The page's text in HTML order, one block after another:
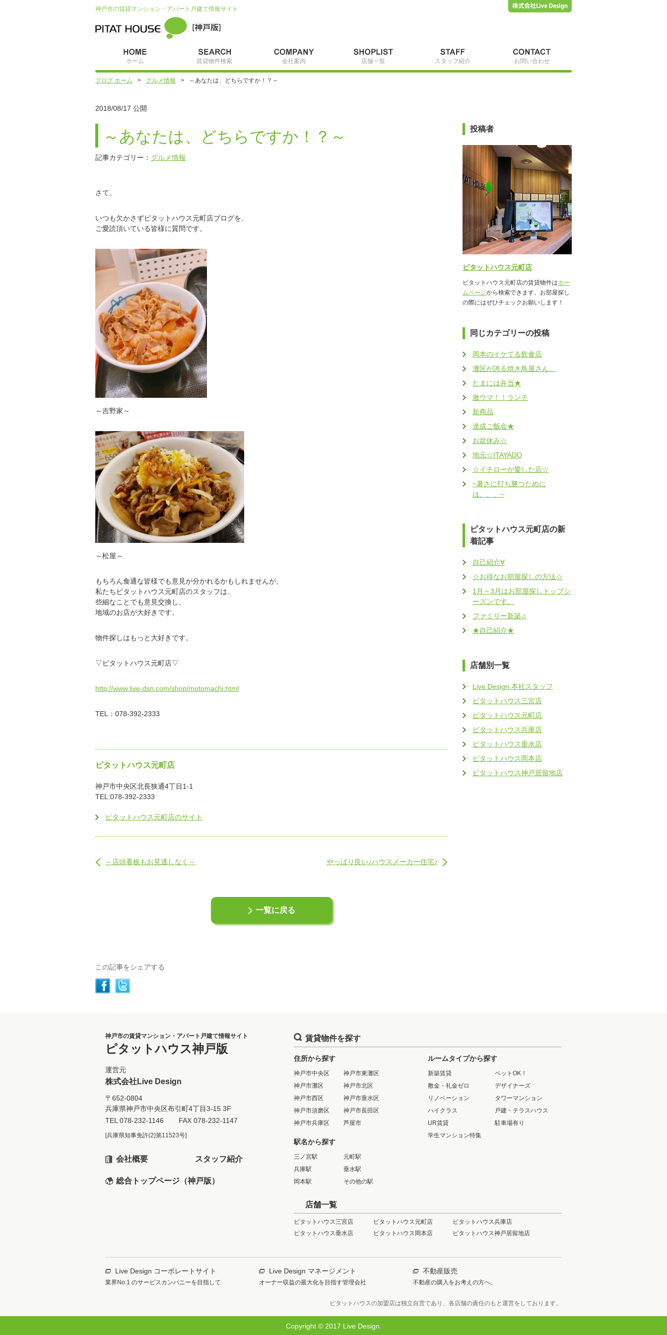
神戸市の賃貸マンション・アパート戸建て情報サイト
ホーム 賃貸物件検索 会社案内 店舗一覧 スタッフ紹介 お問い合わせ
ブログ ホーム グルメ情報 ～あなたは、どちらですか！？～
2018/08/17 公開
～あなたは、どちらですか！？～
記事カテゴリー： グルメ情報
さて。
いつも欠かさずピタットハウス元町店ブログを、
ご愛読頂いている皆様に質問です。
～吉野家～
～松屋～
もちろん食通な皆様でも意見が分かれるかもしれませんが、
私たちピタットハウス元町店のスタッフは、
些細なことでも意見交換し、
地域のお店が大好きです。
物件探しはもっと大好きです。
▽ピタットハウス元町店▽
http://www.live-dsn.com/shop/motomachi.html
TEL：078-392-2333
ピタットハウス元町店
神戸市中央区北長狭通4丁目1-1
TEL:078-392-2333
ピタットハウス元町店のサイト
～店頭看板もお見逃しなく～ やっぱり良い♪ハウスメーカー住宅♪
一覧に戻る
この記事をシェアする
投稿者
ピタットハウス元町店
ピタットハウス元町店の賃貸物件はホー
ムページから検索できます。お部屋探し
の際にはぜひチェックお願いします！
同じカテゴリーの投稿
岡本のイケてる飲食店
灘区が誇る焼き鳥屋さん。
たまには弁当★
激ウマ！！ランチ
新商品
達成ご飯会★
お盆休み☆
地元☆ITAYADO
☆イチローが愛した店☆
~暑さに打ち勝つために
は、、、~
ピタットハウス元町店の新
着記事
自己紹介∀
☆お得なお部屋探しの方法☆
1月～3月はお部屋探しトップシ
ーズンです。
ファミリー新築♫
★自己紹介★
店舗別一覧
Live Design 本社スタッフ
ピタットハウス三宮店
ピタットハウス元町店
ピタットハウス兵庫店
ピタットハウス垂水店
ピタットハウス岡本店
ピタットハウス神戸居留地店
神戸市の賃貸マンション・アパート戸建て情報サイト
ピタットハウス神戸版
運営元
株式会社Live Design
〒652-0804
兵庫県神戸市中央区布引町4丁目3-15 3F
TEL 078-232-1146 FAX 078-232-1147
[兵庫県知事免許(2)第11523号]
会社概要 スタッフ紹介
総合トップページ（神戸版）
賃貸物件を探す
住所から探す
神戸市中央区
神戸市東灘区
神戸市灘区
神戸市北区
神戸市西区
神戸市垂水区
神戸市須磨区
神戸市長田区
神戸市兵庫区
芦屋市
駅名から探す
三ノ宮駅
元町駅
兵庫駅
垂水駅
岡本駅
その他の駅
ルームタイプから探す
新築賃貸
ペットOK！
敷金・礼金ゼロ
デザイナーズ
リノベーション
タワーマンション
ハイクラス
戸建・テラスハウス
UR賃貸
駐車場有り
学生マンション特集
店舗一覧
ピタットハウス三宮店 ピタットハウス元町店
ピタットハウス兵庫店
ピタットハウス垂水店
ピタットハウス岡本店 ピタットハウス神戸居留地店
Live Design コーポレートサイト
業界No.1 のサービスカンパニーを目指して
Live Design マネージメント
オーナー収益の最大化を目指す管理会社
不動産販売
不動産の購入をお考えの方へ。
ピタットハウスの加盟店は独立自営であり、 各店舗の責任のもと運営をしております。
Copyright © 2017 Live Design.